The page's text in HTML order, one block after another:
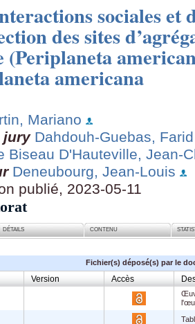
sociales et
des sites
(Periplaneta
americana
Mariano
jury Dahdouh-Guebas, Farid
Biseau D'Hauteville, Jean-
Deneubourg, Jean-Louis
publié, 2023-05-11
DÉTAILS CONTENU
Fichier(s) déposé(s) par le
Version Accès